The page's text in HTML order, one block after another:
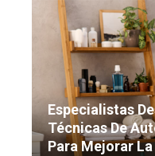
Especialistas
Técnicas De
Para Mejorar